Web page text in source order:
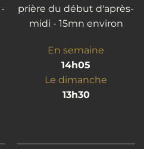
prière du début d'après-
midi - 15mn environ
En semaine
14h05
Le dimanche
13h30